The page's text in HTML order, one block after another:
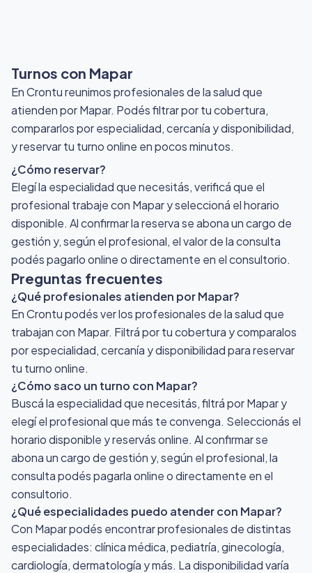
Turnos con Mapar
En Crontu reunimos profesionales de la salud que
atienden por Mapar. Podés filtrar por tu cobertura,
compararlos por especialidad, cercanía y disponibilidad,
y reservar tu turno online en pocos minutos.
¿Cómo reservar?
Elegí la especialidad que necesitás, verificá que el
profesional trabaje con Mapar y seleccioná el horario
disponible. Al confirmar la reserva se abona un cargo de
gestión y, según el profesional, el valor de la consulta
podés pagarlo online o directamente en el consultorio.
Preguntas frecuentes
¿Qué profesionales atienden por Mapar?
En Crontu podés ver los profesionales de la salud que
trabajan con Mapar. Filtrá por tu cobertura y comparalos
por especialidad, cercanía y disponibilidad para reservar
tu turno online.
¿Cómo saco un turno con Mapar?
Buscá la especialidad que necesitás, filtrá por Mapar y
elegí el profesional que más te convenga. Seleccionás el
horario disponible y reservás online. Al confirmar se
abona un cargo de gestión y, según el profesional, la
consulta podés pagarla online o directamente en el
consultorio.
¿Qué especialidades puedo atender con Mapar?
Con Mapar podés encontrar profesionales de distintas
especialidades: clínica médica, pediatría, ginecología,
cardiología, dermatología y más. La disponibilidad varía